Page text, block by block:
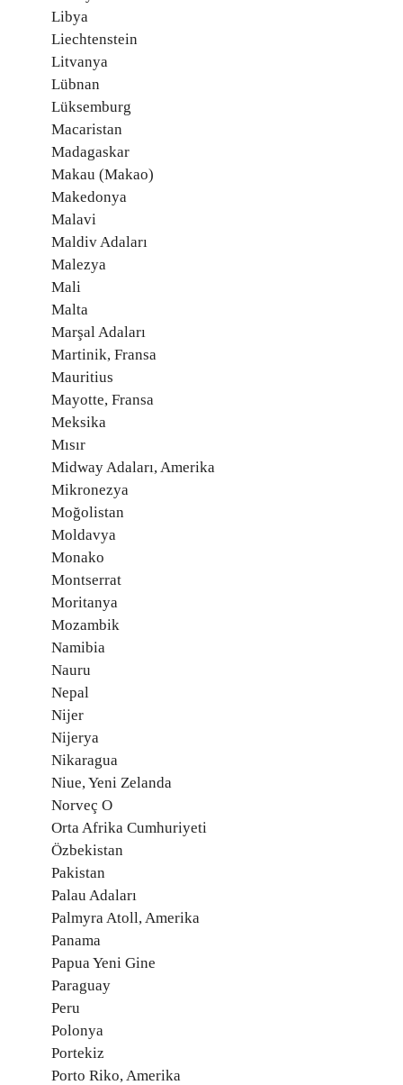
Libya
Liechtenstein
Litvanya
Lübnan
Lüksemburg
Macaristan
Madagaskar
Makau (Makao)
Makedonya
Malavi
Maldiv Adaları
Malezya
Mali
Malta
Marşal Adaları
Martinik, Fransa
Mauritius
Mayotte, Fransa
Meksika
Mısır
Midway Adaları, Amerika
Mikronezya
Moğolistan
Moldavya
Monako
Montserrat
Moritanya
Mozambik
Namibia
Nauru
Nepal
Nijer
Nijerya
Nikaragua
Niue, Yeni Zelanda
Norveç O
Orta Afrika Cumhuriyeti
Özbekistan
Pakistan
Palau Adaları
Palmyra Atoll, Amerika
Panama
Papua Yeni Gine
Paraguay
Peru
Polonya
Portekiz
Porto Riko, Amerika